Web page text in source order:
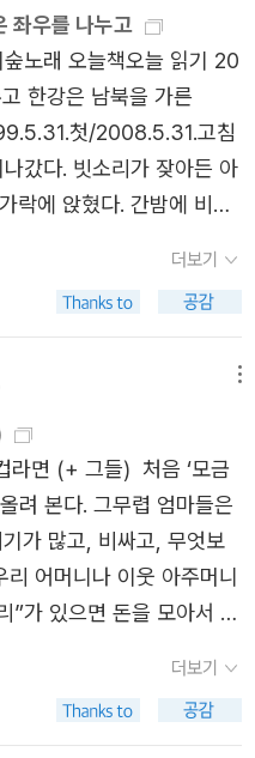
자식의 땀이 가치를 인
족 박미숙, 우툴두툴한 양
조차 모른 척하지 않고 운
산 전국셔틀버스 노조 위
두고 나와 휴대 전화 판매
해 ‘직장갑질119’를 만든
고 나서는 국어 교사 박민
커다란 귀가 되어주는
금분이 그들이다. 타인을
여 살 만한 세상의 테두리
들을 향한 이타심, 진실을
편의 감정”에 충실하다.
생업》의 주인공들은 꿋꿋
을 살며 밥의 혁명을 수행
조가 있는 삶이 어떻게 일
돌아보게 한다는 점에서 노
돈 버는 일만이 아니라
게 아니라 같이 사는 사회
좌우를 나누고
노래 오늘책오늘 읽기 20
한강은 남북을 가른
첫/2008.5.31.고침
갔다. 빗소리가 잦아든 아
락에 앉혔다. 간밤에 비가
비는 날개가 젖어서 날아
말려 주면 곧 팔랑팔랑
을 본다. 《쎄느강은 좌
》를 돌아본다. 한창 새뜸
해 첫여름에 이 책이 나
읽었다. ‘한겨레 지국
이야기꽃(특강)’에 얼결에
도 가고 싶은데 네가 가면
해줘.” 하면서 등을 미셨
·마을지기’ 같은 힘꾼(권력
’라는 우리말은 “둘로 나
‘나뉜’ 땅이지만, 몫을 똑
더보기
라면 (+ 그들) 처음 ‘모금
려 본다. 그무렵 엄마들은
가 많고, 비싸고, 무엇보
어머니나 이웃 아주머니
”가 있으면 돈을 모아서 꼭
만 있으면 되니 좋잖아.”
를 들고 다니게? 길에서
더보기